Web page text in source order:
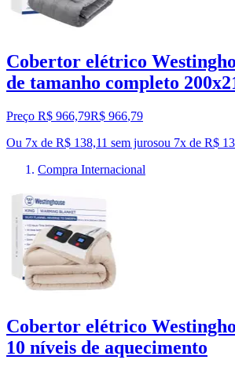
Cobertor elétrico
de tamanho completo
Preço R$ 966,79R$ 966,79
Ou 7x de R$ 138,11 sem jurosou 7x de R$
Compra Internacional
Cobertor elétrico
10 níveis de aquecimento